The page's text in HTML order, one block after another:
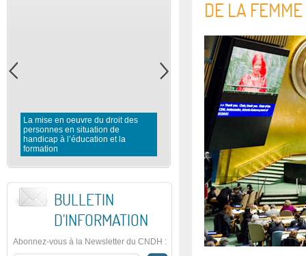
La mise en oeuvre du droit des
personnes en situation de
handicap à l’éducation et la
formation
Rapport préliminaire du CNDH
l’observation des élections
législatives 2016
BULLETIN
D'INFORMATION
Abonnez-vous à la Newsletter du CNDH :
DE LA FEMME